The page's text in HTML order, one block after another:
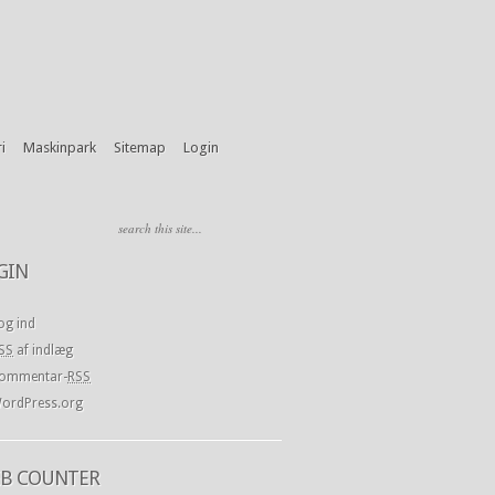
Maskinpark Sitemap Login
ind
af indlæg
RSS
COUNTER